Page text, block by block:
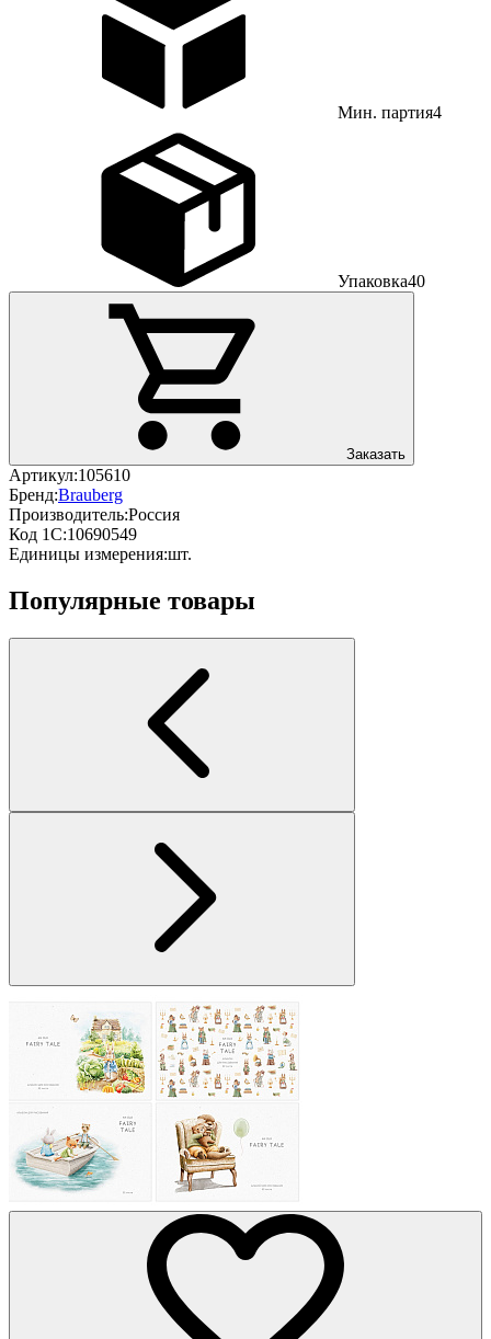
Мин. партия4
Упаковка40
Заказать
Артикул:105610
Бренд:Brauberg
Производитель:Россия
Код 1С:10690549
Единицы измерения:шт.
Популярные товары